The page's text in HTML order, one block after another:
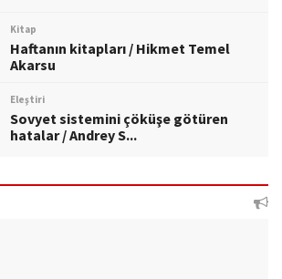
Kitap
Haftanın kitapları / Hikmet Temel
Akarsu
Eleştiri
Sovyet sistemini çöküşe götüren
hatalar / Andrey S...